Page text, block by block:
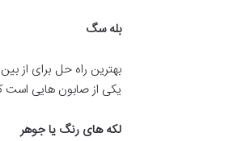
بله سگ
بهترین راه حل برای از
یکی از صابون هایی است
لکه های رنگ یا جوهر